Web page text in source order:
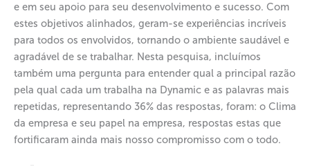
e em seu apoio para seu desenvolvimento e sucesso. Com
estes objetivos alinhados, geram-se experiências incríveis
para todos os envolvidos, tornando o ambiente saudável e
agradável de se trabalhar. Nesta pesquisa, incluímos
também uma pergunta para entender qual a principal razão
pela qual cada um trabalha na Dynamic e as palavras mais
repetidas, representando 36% das respostas, foram: o Clima
da empresa e seu papel na empresa, respostas estas que
fortificaram ainda mais nosso compromisso com o todo.